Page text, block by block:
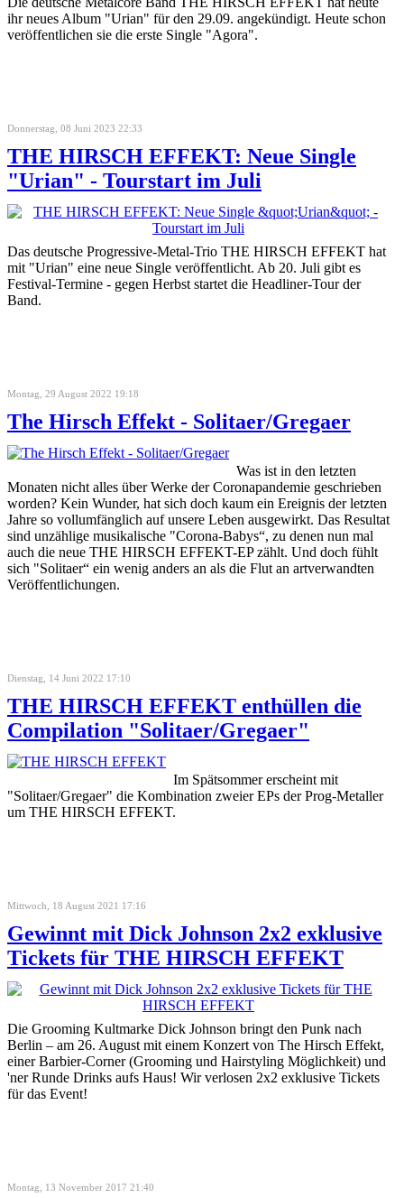
ihr neues Album "Urian" für den 29.09. angekündigt. Heute schon
veröffentlichen sie die erste Single "Agora".
Donnerstag, 08 Juni 2023 22:33
THE HIRSCH EFFEKT: Neue Single
"Urian" - Tourstart im Juli
Das deutsche Progressive-Metal-Trio THE HIRSCH EFFEKT hat
mit "Urian" eine neue Single veröffentlicht. Ab 20. Juli gibt es
Festival-Termine - gegen Herbst startet die Headliner-Tour der
Band.
Montag, 29 August 2022 19:18
The Hirsch Effekt - Solitaer/Gregaer
Was ist in den letzten
Monaten nicht alles über Werke der Coronapandemie geschrieben
worden? Kein Wunder, hat sich doch kaum ein Ereignis der letzten
Jahre so vollumfänglich auf unsere Leben ausgewirkt. Das Resultat
sind unzählige musikalische "Corona-Babys“, zu denen nun mal
auch die neue THE HIRSCH EFFEKT-EP zählt. Und doch fühlt
sich "Solitaer“ ein wenig anders an als die Flut an artverwandten
Veröffentlichungen.
Dienstag, 14 Juni 2022 17:10
THE HIRSCH EFFEKT enthüllen die
Compilation "Solitaer/Gregaer"
Im Spätsommer erscheint mit
"Solitaer/Gregaer" die Kombination zweier EPs der Prog-Metaller
um THE HIRSCH EFFEKT.
Mittwoch, 18 August 2021 17:16
Gewinnt mit Dick Johnson 2x2 exklusive
Tickets für THE HIRSCH EFFEKT
Die Grooming Kultmarke Dick Johnson bringt den Punk nach
Berlin – am 26. August mit einem Konzert von The Hirsch Effekt,
einer Barbier-Corner (Grooming und Hairstyling Möglichkeit) und
'ner Runde Drinks aufs Haus! Wir verlosen 2x2 exklusive Tickets
für das Event!
Montag, 13 November 2017 21:40